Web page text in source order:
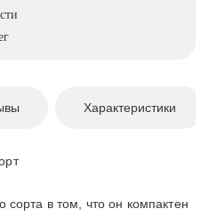
Характеристики
в том, что он компактен